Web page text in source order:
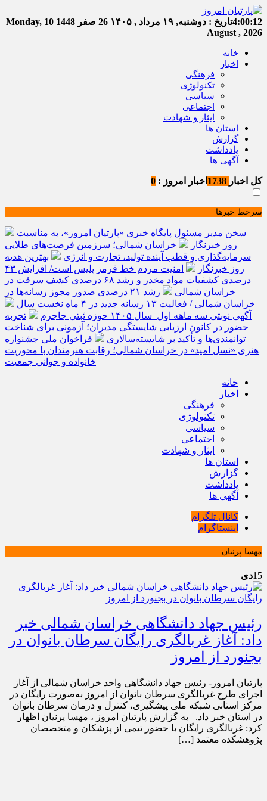
4:00:12تاریخ : دوشنبه, ۱۹ مرداد , ۱۴۰۵ 26 صفر 1448
Monday, 10
August , 2026
خانه
اخبار
فرهنگی
تکنولوژی
سیاسی
اجتماعی
ایثار و شهادت
استان ها
گزارش
یادداشت
آگهی ها
کل اخبار اخبار امروز : 0
سرخط خبرها
سخن مدیر مسئول پایگاه خبری «پارتیان امروز»، به مناسبت
روز خبرنگار
خراسان شمالی؛ سرزمین فرصت‌های طلایی
سرمایه‌گذاری و قطب آینده تولید، تجارت و انرژی
بهترین هدیه
روز خبرنگار
امنیت مردم خط قرمز پلیس است/ افزایش ۴۳
درصدی کشفیات مواد مخدر و رشد ۶۸ درصدی کشف سرقت در
خراسان شمالی
رشد ۲۱ درصدی صدور مجوز رسانه‌ها در
خراسان شمالی / فعالیت ۱۳ رسانه جدید در ۴ ماه نخست سال
آگهی نوبتی سه ماهه اول سال ۱۴۰۵ حوزه ثبتی جاجرم
تجربه
حضور در کانون ارزیابی شایستگی مدیران؛ آزمونی برای شناخت
توانمندی‌ها و تأکید بر شایسته‌سالاری
فراخوان ملی جشنواره
هنری «نسل امید» در خراسان شمالی؛ رقابت هنرمندان با محوریت
خانواده و جوانی جمعیت
خانه
اخبار
فرهنگی
تکنولوژی
سیاسی
اجتماعی
ایثار و شهادت
استان ها
گزارش
یادداشت
آگهی ها
کانال تلگرام
اینستاگرام
مهسا پرنیان
15دی
رئیس جهاد دانشگاهی خراسان شمالی خبر
داد: آغاز غربالگری رایگان سرطان بانوان در
بجنورد از امروز
پارتیان امروز- رئیس جهاد دانشگاهی واحد خراسان شمالی از آغاز
اجرای طرح غربالگری سرطان بانوان از امروز به‌صورت رایگان در
مرکز استانی شبکه ملی پیشگیری، کنترل و درمان سرطان بانوان
در استان خبر داد. به گزارش پارتیان امروز ، مهسا پرنیان اظهار
کرد: غربالگری رایگان با حضور تیمی از پزشکان و متخصصان
پژوهشکده معتمد […]